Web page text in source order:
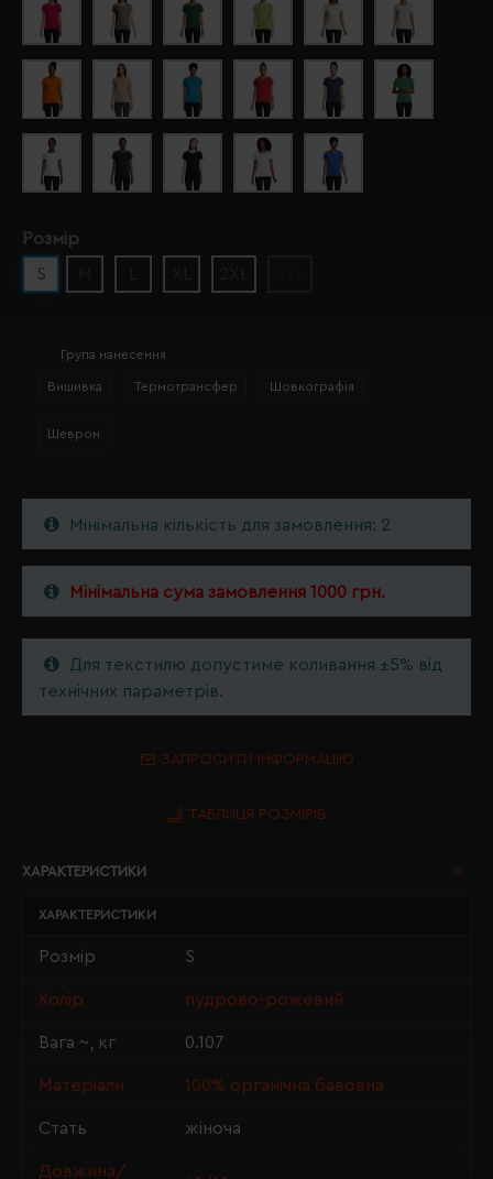
Розмір
S
Група нанесення
Вишивка Термотрансфер Шовкографія
Шеврон
Мінімальна кількість для замовлення: 2
Мінімальна сума замовлення 1000 грн.
Для текстилю допустиме коливання ±5% від
технічних параметрів.
ЗАПРОСИТИ ІНФОРМАЦІЮ
ТАБЛИЦЯ РОЗМІРІВ
ХАРАКТЕРИСТИКИ
ХАРАКТЕРИСТИКИ
Розмір S
Колір пудрово-рожевий
Вага ~, кг 0.107
Матеріали 100% органічна бавовна
Стать жіноча
Довжина/